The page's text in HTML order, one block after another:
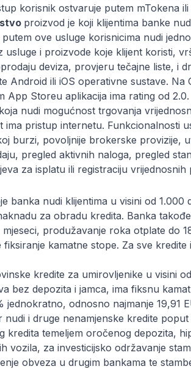
korisnik ostvaruje putem mTokena ili
proizvod je koji klijentima banke
ove usluge korisnicima nudi
usluge i proizvode koje klijent koristi,
deviza, provjeru tečajne liste, i
Android ili iOS operativne sustave.
App Storeu aplikacija ima rating od 2.0.
nudi mogućnost trgovanja
ima pristup internetu. Funkcionalnosti
burzi, povoljnije brokerske provizije,
pregled aktivnih naloga, pregled
za isplatu ili registraciju
banka nudi klijentima u visini od
za obradu kredita. Banka
produžavanje roka otplate do
kamatne stope. Za sve
kredite za umirovljenike u visini
bez depozita i jamca, ima fiksnu
odnosno najmanje 19,91
i druge nenamjenske kredite
kredita temeljem oročenog depozita,
vozila, za investicijsko održavanje
obveza u drugim bankama te